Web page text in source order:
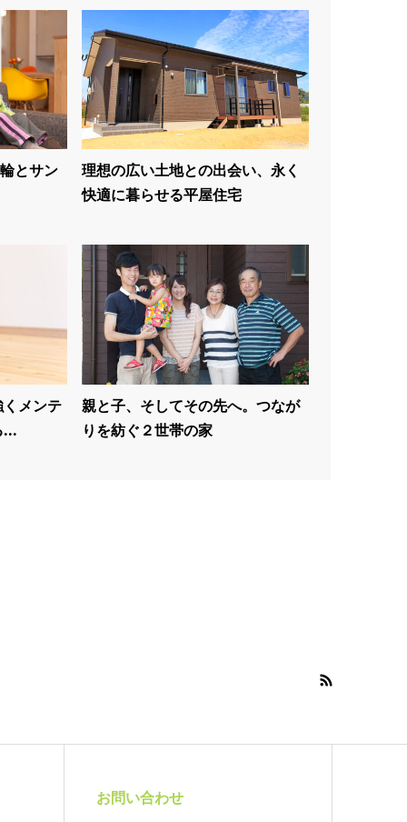
とサン
理想の広い土地との出会い、永く
快適に暮らせる平屋住宅
メンテ
...
親と子、そしてその先へ。つなが
りを紡ぐ２世帯の家
お問い合わせ